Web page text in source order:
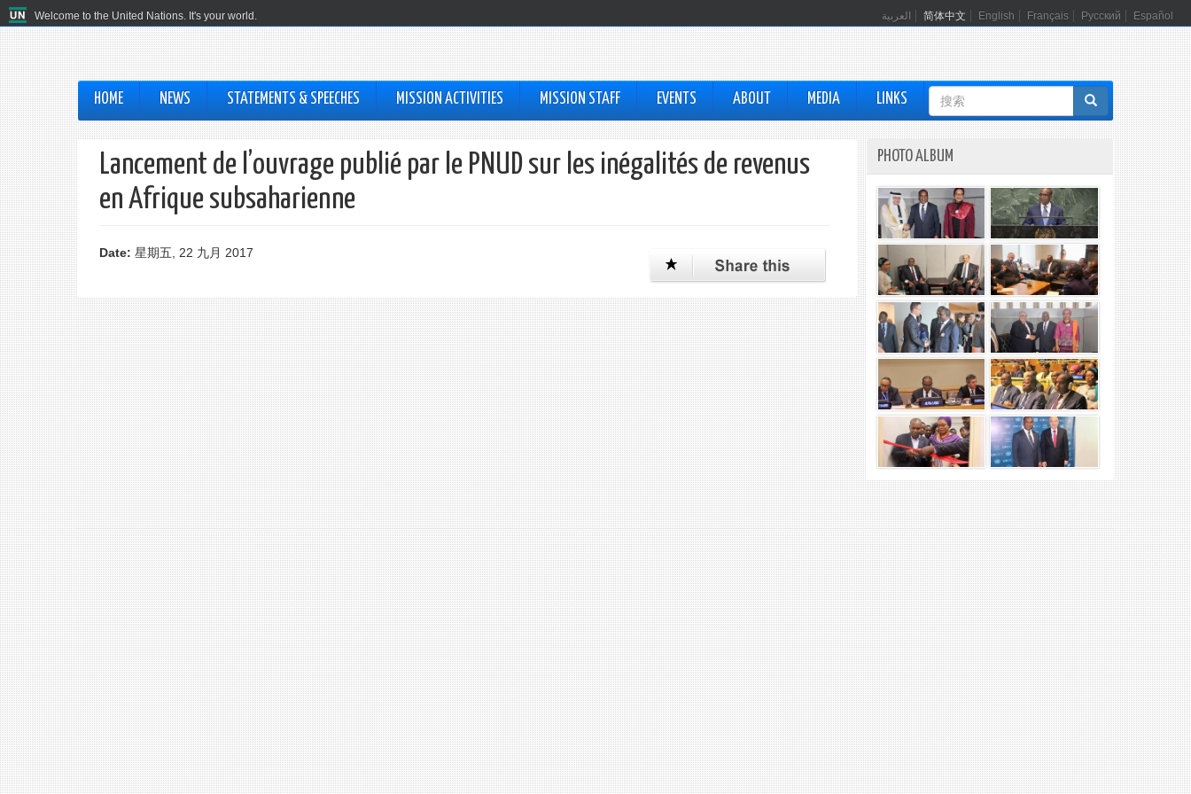
Welcome to the United Nations. It's your world. العربية 简体中文 English Français Русский Español
HOME NEWS STATEMENTS & SPEECHES MISSION ACTIVITIES MISSION STAFF EVENTS ABOUT MEDIA LINKS
搜
索
表
单
Lancement de l’ouvrage publié par le PNUD sur les inégalités de revenus
en Afrique subsaharienne
Date: 星期五, 22 九月 2017
PHOTO ALBUM